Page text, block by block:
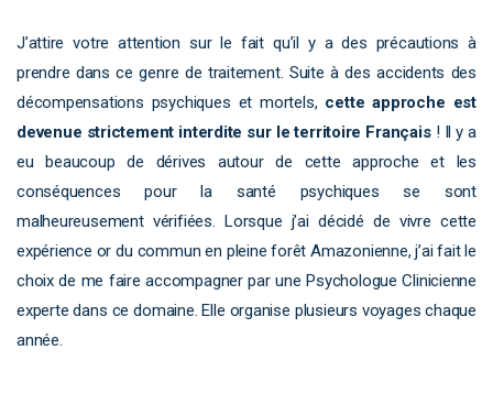
J’attire votre attention sur le fait qu’il y a des précautions à
prendre dans ce genre de traitement. Suite à des accidents des
décompensations psychiques et mortels, cette approche est
devenue strictement interdite sur le territoire Français! Il y a
eu beaucoup de dérives autour de cette approche et les
conséquences pour la santé psychiques se sont
malheureusement vérifiées. Lorsque j’ai décidé de vivre cette
expérience or du commun en pleine forêt Amazonienne, j’ai fait le
choix de me faire accompagner par une Psychologue Clinicienne
experte dans ce domaine. Elle organise plusieurs voyages chaque
année.